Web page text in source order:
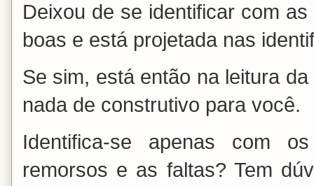
Deixou de se identificar com
boas e está projetada nas
Se sim, está então na leitura
nada de construtivo para você.
Identifica-se apenas com
remorsos e as faltas? Tem